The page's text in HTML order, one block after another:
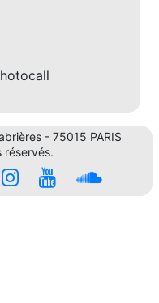
- 75015 PARIS